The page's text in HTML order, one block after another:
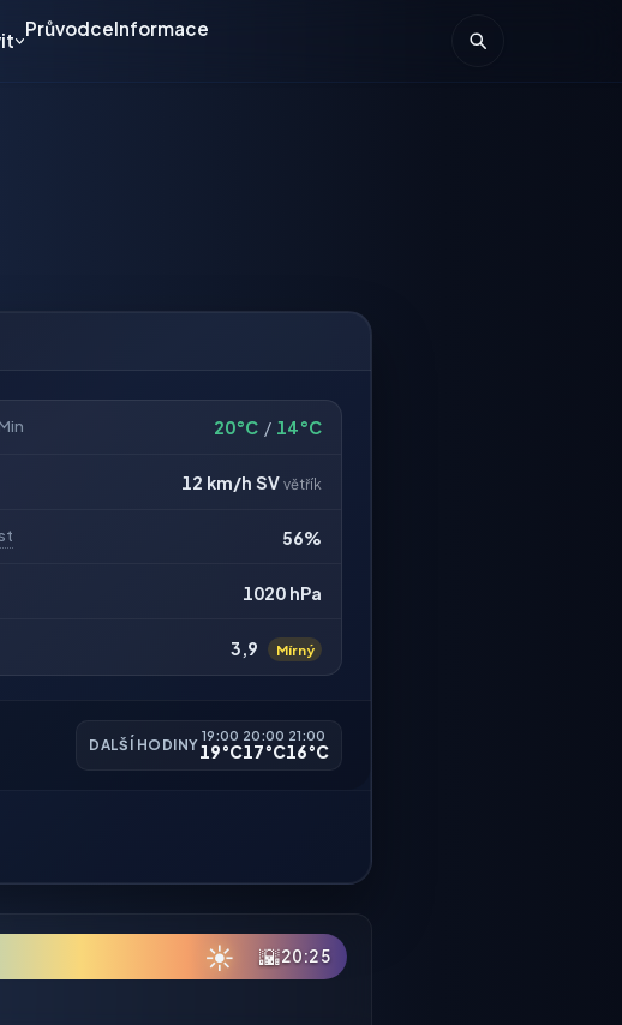
PrůvodceInformace
20°C / 14°C
12 km/h SV větřík
56%
1020 hPa
3,9 Mírný
DALŠÍ HODINY
19:00
19°C
20:00
17°C
21:00
16°C
☀ 🌇20:25